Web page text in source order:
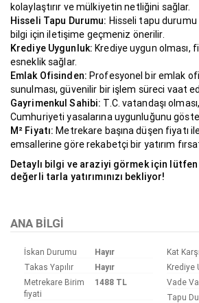
kolaylaştırır ve mülkiyetin netliğini sağlar.
Hisseli Tapu Durumu: Hisseli tapu
bilgi için iletişime geçmeniz önerilir.
Krediye Uygunluk: Krediye uygun olması,
esneklik sağlar.
Emlak Ofisinden: Profesyonel bir emlak
sunulması, güvenilir bir işlem süreci vaat
Gayrimenkul Sahibi: T.C. vatandaşı
Cumhuriyeti yasalarına uygunluğunu
M² Fiyatı: Metrekare başına düşen fiyatı
emsallerine göre rekabetçi bir yatırım
Detaylı bilgi ve araziyi görmek için
değerli tarla yatırımınızı bekliyor!
ANA BILGI
İskan Durumu Hayır Kat
Takas Yapılır
Hayır Krediye
Metrekare Birim
fiyati
1488 TL Vade
Tapu